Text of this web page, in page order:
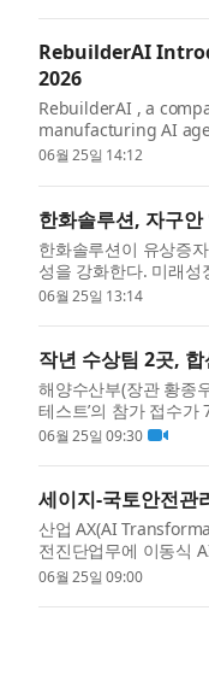
RebuilderAI
2026
RebuilderAI , a
manufacturing AI
in June. On t...
06월 25일 14:12
한화솔루션, 자구
한화솔루션이 유상증
성을 강화한다. 미래
속히 완...
06월 25일 13:14
작년 수상팀 2곳,
해양수산부(장관 황종
테스트’의 참가 접수
누...
06월 25일 09:30
세이지-국토안전관
산업 AX(AI
전진단업무에 이동식
강화...
06월 25일 09:00